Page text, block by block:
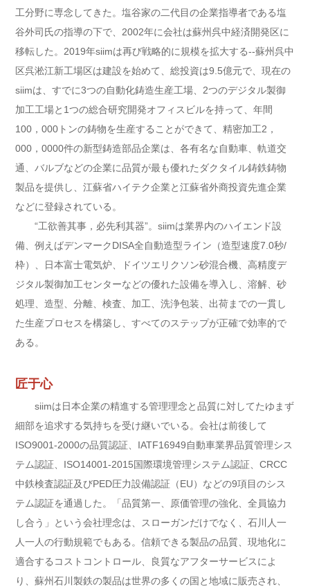
工分野に専念してきた。塩谷家の二代目の企業指導者である塩
谷外司氏の指導の下で、2002年に会社は蘇州呉中経済開発区に
移転した。2019年siimは再び戦略的に規模を拡大する--蘇州呉中
区呉淞江新工場区は建設を始めて、総投資は9.5億元で、現在の
siimは、すでに3つの自動化鋳造生産工場、2つのデジタル製御
加工工場と1つの総合研究開発オフィスビルを持って、年間
100，000トンの鋳物を生産することができて、精密加工2，
000，0000件の新型鋳造部品企業は、各有名な自動車、軌道交
通、バルブなどの企業に品質が最も優れたダクタイル鋳鉄鋳物
製品を提供し、江蘇省ハイテク企業と江蘇省外商投資先進企業
などに登録されている。
“工欲善其事，必先利其器”。siimは業界内のハイエンド設
備、例えばデンマークDISA全自動造型ライン（造型速度7.0秒/
枠）、日本富士電気炉、ドイツエリクソン砂混合機、高精度デ
ジタル製御加工センターなどの優れた設備を導入し、溶解、砂
処理、造型、分離、検査、加工、洗浄包装、出荷までの一貫し
た生産プロセスを構築し、すべてのステップが正確で効率的で
ある。
匠于心
siimは日本企業の精進する管理理念と品質に対してたゆまず
細部を追求する気持ちを受け継いでいる。会社は前後して
ISO9001-2000の品質認証、IATF16949自動車業界品質管理シス
テム認証、ISO14001-2015国際環境管理システム認証、CRCC
中鉄検査認証及びPED圧力設備認証（EU）などの9項目のシス
テム認証を通過した。「品質第一、原価管理の強化、全員協力
し合う」という会社理念は、スローガンだけでなく、石川人一
人一人の行動規範でもある。信頼できる製品の品質、現地化に
適合するコストコントロール、良質なアフターサービスによ
り、蘇州石川製鉄の製品は世界の多くの国と地域に販売され、